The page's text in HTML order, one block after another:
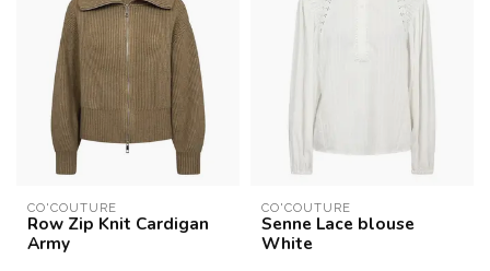
CO'COUTURE
Row Zip Knit Cardigan
Army
CO'COUTURE
Senne Lace blouse
White